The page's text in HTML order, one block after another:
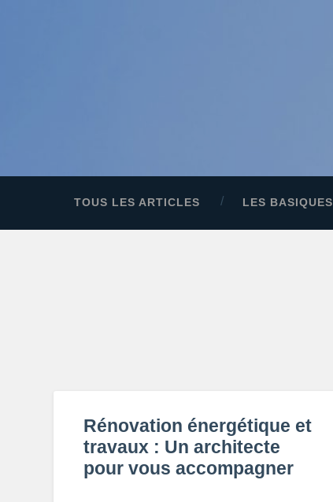
TOUS LES ARTICLES LES BASIQUES
Rénovation énergétique et
travaux : Un architecte
pour vous accompagner